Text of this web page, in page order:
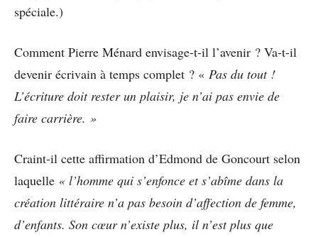
spéciale.)
Comment Pierre Ménard envisage-t-il l’avenir ? Va-t-il
devenir écrivain à temps complet ? « Pas du tout !
L’écriture doit rester un plaisir, je n’ai pas envie de
faire carrière. »
Craint-il cette affirmation d’Edmond de Goncourt selon
laquelle « l’homme qui s’enfonce et s’abîme dans la
création littéraire n’a pas besoin d’affection de femme,
d’enfants. Son cœur n’existe plus, il n’est plus que